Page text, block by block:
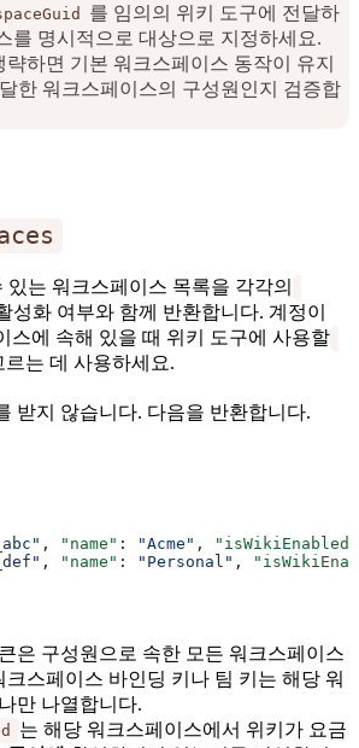
를 임의의 위키 도구에 전달하
를 명시적으로 대상으로 지정하세요.
략하면 기본 워크스페이스 동작이 유지
한 워크스페이스의 구성원인지 검증합
있는 워크스페이스 목록을 각각의
성화 여부와 함께 반환합니다. 계정이
스에 속해 있을 때 위키 도구에 사용할
르는 데 사용하세요.
받지 않습니다. 다음을 반환합니다.
, "name" : "Acme" ,
"isWikiEnabled"
, "name" : "Personal" ,
은 구성원으로 속한 모든 워크스페이스
크스페이스 바인딩 키나 팀 키는 해당 워
만 나열합니다.
는 해당 워크스페이스에서 위키가 요금